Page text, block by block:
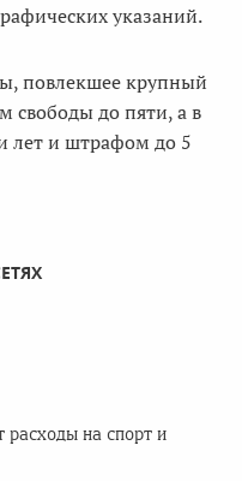
указаний.
повлекшее крупный
свободы до пяти, а в
лет и штрафом до 5
расходы на спорт и